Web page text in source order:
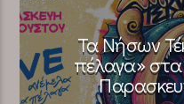
Τα Νήσων
πέλαγα»